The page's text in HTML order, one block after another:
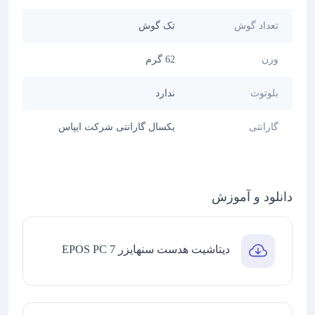
تعداد گوش تک گوش
وزن 62 گرم
بلوتوث ندارد
گارانتی یکسال گارانتی شرکت ایپاس
دانلود و آموزش
دیتاشیت هدست سنهایزر EPOS PC 7